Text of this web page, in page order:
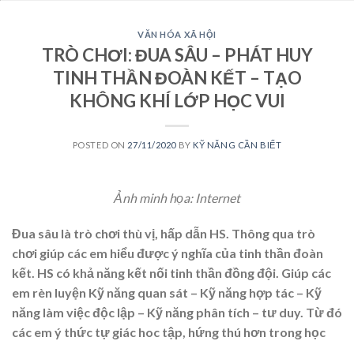
VĂN HÓA XÃ HỘI
TRÒ CHƠI: ĐUA SÂU – PHÁT HUY
TINH THẦN ĐOÀN KẾT – TẠO
KHÔNG KHÍ LỚP HỌC VUI
POSTED ON 27/11/2020 BY KỸ NĂNG CẦN BIẾT
Ảnh minh họa: Internet
Đua sâu là trò chơi thù vị, hấp dẫn HS. Thông qua trò
chơi giúp các em hiểu được ý nghĩa của tinh thần đoàn
kết. HS có khả năng kết nối tinh thần đồng đội. Giúp các
em rèn luyện Kỹ năng quan sát – Kỹ năng hợp tác – Kỹ
năng làm việc độc lập – Kỹ năng phân tích – tư duy. Từ đó
các em ý thức tự giác hoc tập, hứng thú hơn trong học